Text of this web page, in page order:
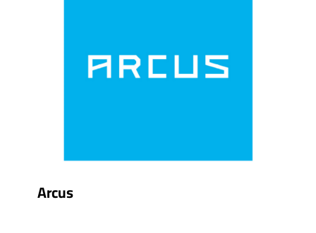
Arcus